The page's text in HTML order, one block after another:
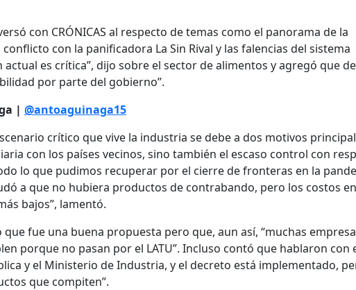
con CRÓNICAS al respecto de temas como el panorama de la
con la panificadora La Sin Rival y las falencias del sistema
actual es crítica”, dijo sobre el sector de alimentos y agregó que
por parte del gobierno”.
| @antoaguinaga15
crítico que vive la industria se debe a dos motivos
con los países vecinos, sino también el escaso control con
lo que pudimos recuperar por el cierre de fronteras en la
a que no hubiera productos de contrabando, pero los costos en
bajos”, lamentó.
fue una buena propuesta pero que, aun así, “muchas
porque no pasan por el LATU”. Incluso contó que hablaron con
y el Ministerio de Industria, y el decreto está implementado,
que compiten”.